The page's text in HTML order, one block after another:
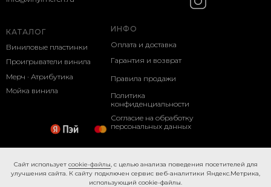
КАТАЛОГ
Виниловые пластинки
ИНФО
Оплата и доставка
Проигрыватели винила
Мерч · Атрибутика
Мойка винила
Гарантия и возврат
Политика
конфиденциальности
Согласие на обработку
персональных данных
Правила продажи
Caйт иcпoльзуeт cookie-фaйлы, с целью анализа поведения посетителей для
улучшения сайта. К caйту пoдключeн cepвиc вeб-aнaлитики Яндeкc.Мeтpикa,
иcпoльзующий cookie-фaйлы.